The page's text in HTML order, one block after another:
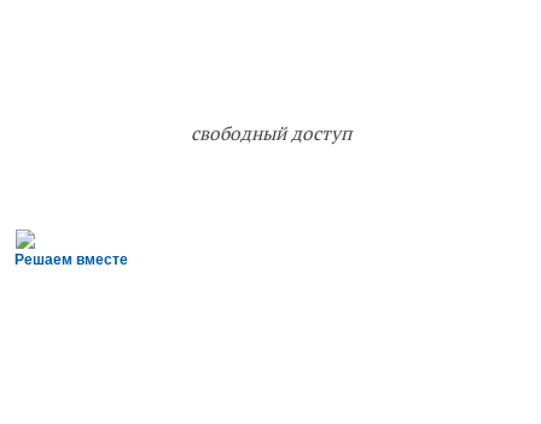
свободный доступ
Решаем вместе